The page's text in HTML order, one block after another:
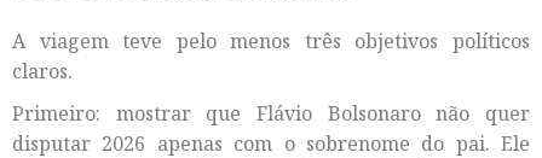
A viagem teve pelo menos três objetivos políticos
claros.
Primeiro: mostrar que Flávio Bolsonaro não quer
disputar 2026 apenas com o sobrenome do pai. Ele